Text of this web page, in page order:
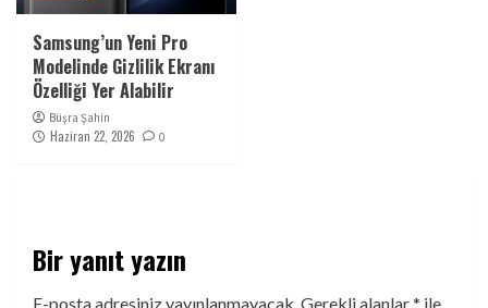
Samsung’un Yeni Pro
Modelinde Gizlilik Ekranı
Özelliği Yer Alabilir
Büşra Şahin
Haziran 22, 2026 0
Bir yanıt yazın
E-posta adresiniz yayınlanmayacak. Gerekli alanlar* ile